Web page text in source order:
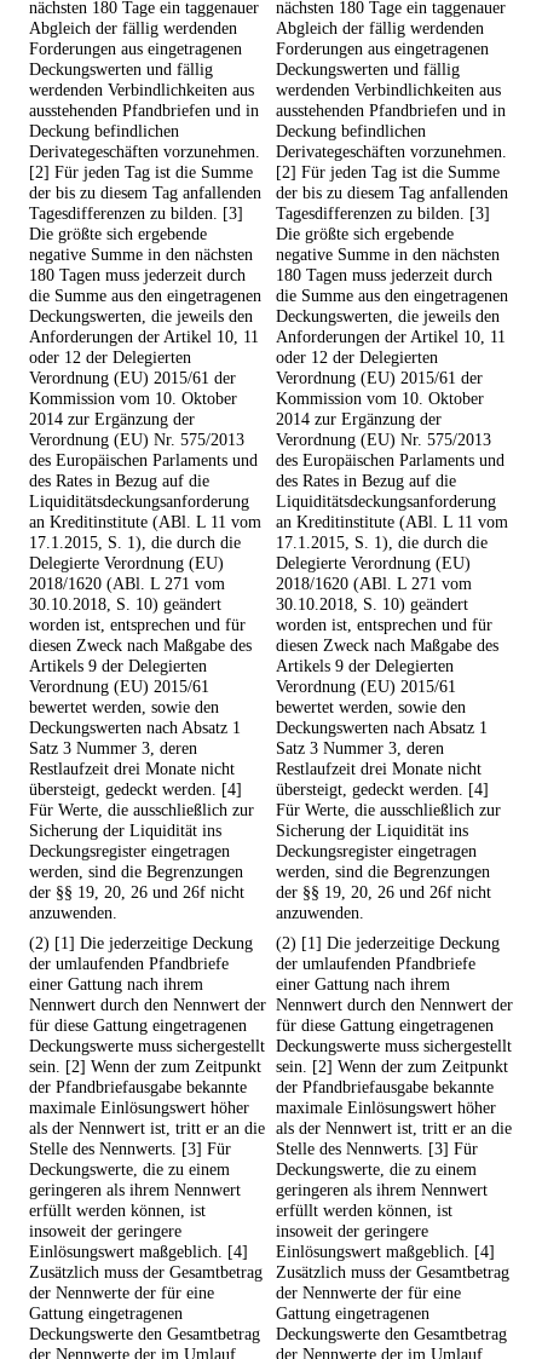
nächsten 180 Tage ein taggenauer
Abgleich der fällig werdenden
Forderungen aus eingetragenen
Deckungswerten und fällig
werdenden Verbindlichkeiten aus
ausstehenden Pfandbriefen und in
Deckung befindlichen
Derivategeschäften vorzunehmen.
[2] Für jeden Tag ist die Summe
der bis zu diesem Tag anfallenden
Tagesdifferenzen zu bilden. [3]
Die größte sich ergebende
negative Summe in den nächsten
180 Tagen muss jederzeit durch
die Summe aus den eingetragenen
Deckungswerten, die jeweils den
Anforderungen der Artikel 10, 11
oder 12 der Delegierten
Verordnung (EU) 2015/61 der
Kommission vom 10. Oktober
2014 zur Ergänzung der
Verordnung (EU) Nr. 575/2013
des Europäischen Parlaments und
des Rates in Bezug auf die
Liquiditätsdeckungsanforderung
an Kreditinstitute (ABl. L 11 vom
17.1.2015, S. 1), die durch die
Delegierte Verordnung (EU)
2018/1620 (ABl. L 271 vom
30.10.2018, S. 10) geändert
worden ist, entsprechen und für
diesen Zweck nach Maßgabe des
Artikels 9 der Delegierten
Verordnung (EU) 2015/61
bewertet werden, sowie den
Deckungswerten nach Absatz 1
Satz 3 Nummer 3, deren
Restlaufzeit drei Monate nicht
übersteigt, gedeckt werden. [4]
Für Werte, die ausschließlich zur
Sicherung der Liquidität ins
Deckungsregister eingetragen
werden, sind die Begrenzungen
der §§ 19, 20, 26 und 26f nicht
anzuwenden.
nächsten 180 Tage ein taggenauer
Abgleich der fällig werdenden
Forderungen aus eingetragenen
Deckungswerten und fällig
werdenden Verbindlichkeiten aus
ausstehenden Pfandbriefen und in
Deckung befindlichen
Derivategeschäften vorzunehmen.
[2] Für jeden Tag ist die Summe
der bis zu diesem Tag anfallenden
Tagesdifferenzen zu bilden. [3]
Die größte sich ergebende
negative Summe in den nächsten
180 Tagen muss jederzeit durch
die Summe aus den eingetragenen
Deckungswerten, die jeweils den
Anforderungen der Artikel 10, 11
oder 12 der Delegierten
Verordnung (EU) 2015/61 der
Kommission vom 10. Oktober
2014 zur Ergänzung der
Verordnung (EU) Nr. 575/2013
des Europäischen Parlaments und
des Rates in Bezug auf die
Liquiditätsdeckungsanforderung
an Kreditinstitute (ABl. L 11 vom
17.1.2015, S. 1), die durch die
Delegierte Verordnung (EU)
2018/1620 (ABl. L 271 vom
30.10.2018, S. 10) geändert
worden ist, entsprechen und für
diesen Zweck nach Maßgabe des
Artikels 9 der Delegierten
Verordnung (EU) 2015/61
bewertet werden, sowie den
Deckungswerten nach Absatz 1
Satz 3 Nummer 3, deren
Restlaufzeit drei Monate nicht
übersteigt, gedeckt werden. [4]
Für Werte, die ausschließlich zur
Sicherung der Liquidität ins
Deckungsregister eingetragen
werden, sind die Begrenzungen
der §§ 19, 20, 26 und 26f nicht
anzuwenden.
(2) [1] Die jederzeitige Deckung
der umlaufenden Pfandbriefe
einer Gattung nach ihrem
Nennwert durch den Nennwert der
für diese Gattung eingetragenen
Deckungswerte muss sichergestellt
sein. [2] Wenn der zum Zeitpunkt
der Pfandbriefausgabe bekannte
maximale Einlösungswert höher
als der Nennwert ist, tritt er an die
Stelle des Nennwerts. [3] Für
Deckungswerte, die zu einem
geringeren als ihrem Nennwert
erfüllt werden können, ist
insoweit der geringere
Einlösungswert maßgeblich. [4]
Zusätzlich muss der Gesamtbetrag
der Nennwerte der für eine
Gattung eingetragenen
Deckungswerte den Gesamtbetrag
der Nennwerte der im Umlauf
(2) [1] Die jederzeitige Deckung
der umlaufenden Pfandbriefe
einer Gattung nach ihrem
Nennwert durch den Nennwert der
für diese Gattung eingetragenen
Deckungswerte muss sichergestellt
sein. [2] Wenn der zum Zeitpunkt
der Pfandbriefausgabe bekannte
maximale Einlösungswert höher
als der Nennwert ist, tritt er an die
Stelle des Nennwerts. [3] Für
Deckungswerte, die zu einem
geringeren als ihrem Nennwert
erfüllt werden können, ist
insoweit der geringere
Einlösungswert maßgeblich. [4]
Zusätzlich muss der Gesamtbetrag
der Nennwerte der für eine
Gattung eingetragenen
Deckungswerte den Gesamtbetrag
der Nennwerte der im Umlauf